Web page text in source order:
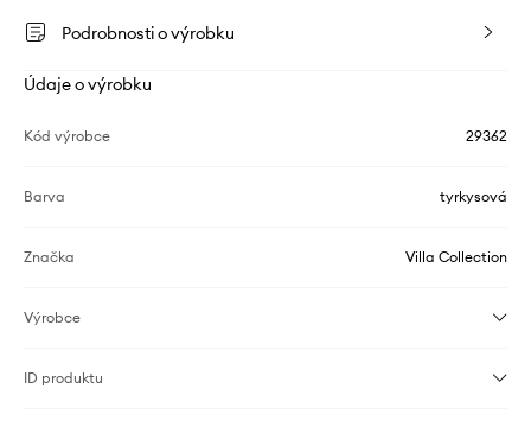
Podrobnosti o výrobku
Údaje o výrobku
Kód výrobce 29362
Barva tyrkysová
Značka Villa Collection
Výrobce
ID produktu